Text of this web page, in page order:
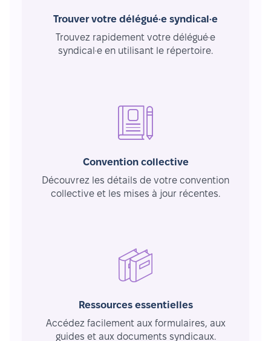
Trouver votre délégué·e syndical·e
Trouvez rapidement votre délégué·e
syndical·e en utilisant le répertoire.
Convention collective
Découvrez les détails de votre convention
collective et les mises à jour récentes.
Ressources essentielles
Accédez facilement aux formulaires, aux
guides et aux documents syndicaux.